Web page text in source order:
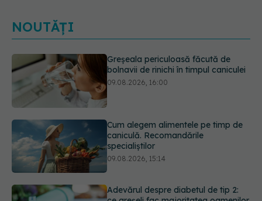
NOUTĂȚI
Cum alegem alimentele pe timp de
caniculă. Recomandările
specialiștilor
Adevărul despre diabetul de tip 2:
ce greșeli fac majoritatea oamenilor.
5 mituri demontate de medici